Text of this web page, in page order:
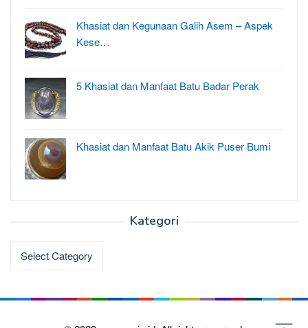
Khasiat dan Kegunaan Galih Asem – Aspek
Kese…
5 Khasiat dan Manfaat Batu Badar Perak
Khasiat dan Manfaat Batu Akik Puser Bumi
Kategori
Kategori